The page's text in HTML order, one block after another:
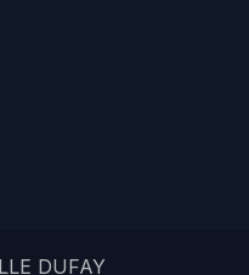
DUFAY